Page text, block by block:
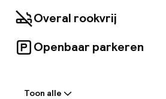
Overal rookvrij
Openbaar parkeren
Toon alle